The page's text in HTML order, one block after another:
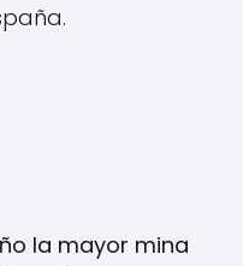
la mayor mina